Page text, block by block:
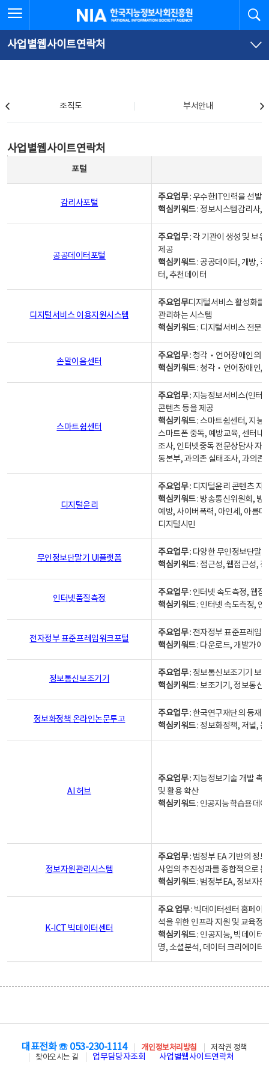
문
로
가
체
뉴
바
가
한국지능정보사회진흥원
사업별웹사이트연락처
조직도 부서안내
사업별웹사이트연락처
포털
감리사포털
주요업무: 우수한IT인력을 선발
핵심키워드: 정보시스템감리사,
공공데이터포털
주요업무: 각 기관이 생성 및 보
제공
핵심키워드: 공공데이터, 개방,
터, 추천데이터
디지털서비스 이용지원시스템
주요업무디지털서비스 활성화를
관리하는 시스템
핵심키워드: 디지털서비스 전문
손말이음센터
주요업무: 청각‧언어장애인의
핵심키워드: 청각‧언어장애인,
스마트쉼센터
주요업무: 지능정보서비스(인터
콘텐츠 등을 제공
핵심키워드: 스마트쉼센터, 지능
스마트폰 중독, 예방교육, 센터내
조사, 인터넷중독 전문상담사 자
동본부, 과의존 실태조사, 과의존
디지털윤리
주요업무: 디지털윤리 콘텐츠 지
핵심키워드: 방송통신위원회, 방
예방, 사이버폭력, 아인세, 아름
디지털시민
무인정보단말기 UI플랫폼
주요업무: 다양한 무인정보단말
핵심키워드: 접근성, 웹접근성,
인터넷품질측정
주요업무: 인터넷 속도측정, 웹접
핵심키워드: 인터넷 속도측정, 인
전자정부 표준프레임워크포털
주요업무: 전자정부 표준프레임
핵심키워드: 다운로드, 개발가이
정보통신보조기기
주요업무: 정보통신보조기기 보
핵심키워드: 보조기기, 정보통신
정보화정책 온라인논문투고
주요업무: 한국연구재단의 등재
핵심키워드: 정보화정책, 저널,
AI 허브
주요업무: 지능정보기술 개발 촉
및 활용 확산
핵심키워드: 인공지능 학습용 데
정보자원관리시스템
주요업무: 범정부 EA 기반의 정
사업의 추진성과를 종합적으로
핵심키워드: 범정부EA, 정보자
K-ICT 빅데이터센터
주요 업무: 빅데이터센터 홈페이
석을 위한 인프라 지원 및 교육정
핵심키워드: 인공지능, 빅데이터,
명, 소셜분석, 데이터 크리에이터
대표전화 ☏ 053-230-1114 개인정보처리방침
저작권 정책
찾아오시는 길
업무담당자조회 사업별웹사이트연락처